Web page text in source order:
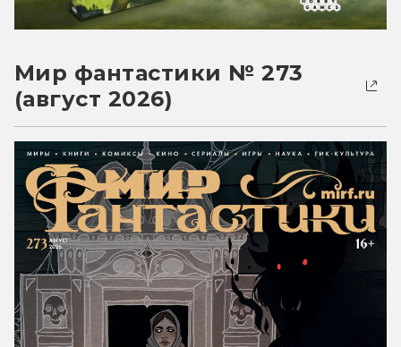
Мир фантастики № 273
(август 2026)